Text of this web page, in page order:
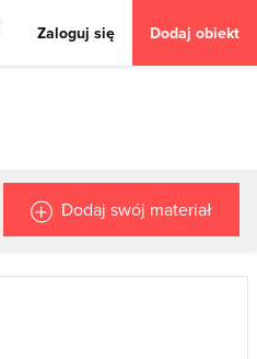
Zaloguj się Dodaj obiekt
Dodaj swój materiał